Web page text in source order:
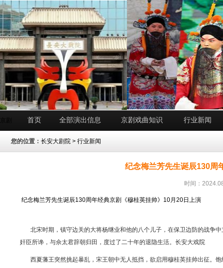
首页 全部演出信息 京剧戏曲知识 行业新闻
您的位置： 长安大剧院 > 行业新闻
纪念梅兰芳先生诞辰130周
时间：
纪念梅兰芳先生诞辰130周年经典京剧《穆桂英挂帅》10月20日上演
北宋时期，镇守边关的大将杨继业和他的八个儿子，在保卫边防的战争
奸臣所谗，与佘太君辞朝归田，度过了二十年的退隐生活。长安大戏院
西夏藩王突然挑起暴乱，宋王朝中无人抵挡，欲启用穆桂英挂帅出征。